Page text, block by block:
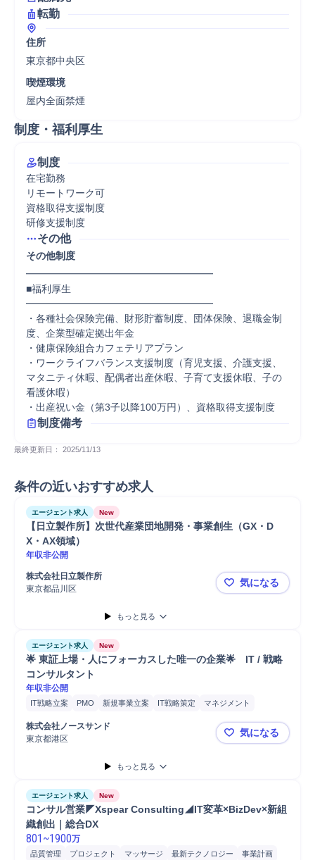
転勤
住所
東京都中央区
喫煙環境
屋内全面禁煙
制度・福利厚生
制度
在宅勤務
リモートワーク可
資格取得支援制度
研修支援制度
その他
その他制度
━━━━━━━━━━━━━━━━━━━
■福利厚生
━━━━━━━━━━━━━━━━━━━
・各種社会保険完備、財形貯蓄制度、団体保険、退職金制
度、企業型確定拠出年金
・健康保険組合カフェテリアプラン
・ワークライフバランス支援制度（育児支援、介護支援、
マタニティ休暇、配偶者出産休暇、子育て支援休暇、子の
看護休暇）
・出産祝い金（第3子以降100万円）、資格取得支援制度
制度備考
最終更新日： 2025/11/13
条件の近いおすすめ求人
エージェント求人 New
【日立製作所】次世代産業団地開発・事業創生（GX・D
X・AX領域）
年収非公開
株式会社日立製作所
東京都品川区
【日立製作
気になる
もっと見る
エージェント求人 New
🌟 東証上場・人にフォーカスした唯一の企業🌟　IT / 戦略
コンサルタント
年収非公開
IT戦略立案 PMO 新規事業立案 IT戦略策定
マネジメント
プロジェクトマネジメント
IT戦略コンサルティング
コスト削減
分析
Salesforce導入 プロジェクト
株式会社ノースサンド
東京都港区
🌟 東証上
気になる
もっと見る
エージェント求人 New
コンサル営業◤Xspear Consulting◢IT変革×BizDev×新組
織創出｜総合DX
801 ~1900万
品質管理 プロジェクト マッサージ 最新テクノロジー
事業計画